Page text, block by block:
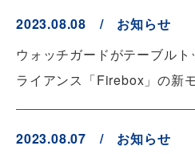
2023.08.08 / お知らせ
ウォッチガードがテーブル
ライアンス「Firebox」の新
2023.08.07 / お知らせ